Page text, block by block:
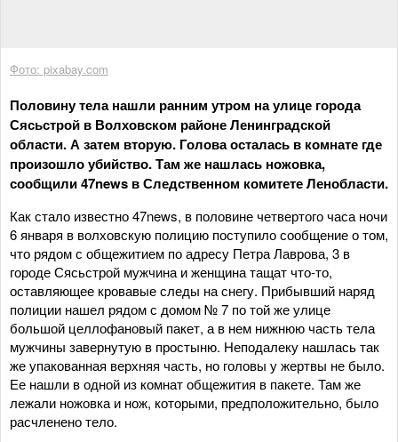
Фото: pixabay.com
Половину тела нашли ранним утром на улице города
Сясьстрой в Волховском районе Ленинградской
области. А затем вторую. Голова осталась в комнате где
произошло убийство. Там же нашлась ножовка,
сообщили 47news в Следственном комитете Ленобласти.
Как стало известно 47news, в половине четвертого часа ночи
6 января в волховскую полицию поступило сообщение о том,
что рядом с общежитием по адресу Петра Лаврова, 3 в
городе Сясьстрой мужчина и женщина тащат что-то,
оставляющее кровавые следы на снегу. Прибывший наряд
полиции нашел рядом с домом № 7 по той же улице
большой целлофановый пакет, а в нем нижнюю часть тела
мужчины завернутую в простыню. Неподалеку нашлась так
же упакованная верхняя часть, но головы у жертвы не было.
Ее нашли в одной из комнат общежития в пакете. Там же
лежали ножовка и нож, которыми, предположительно, было
расчленено тело.